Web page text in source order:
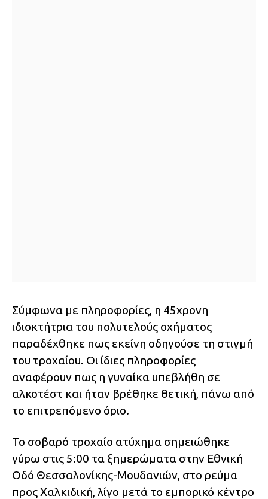
Σύμφωνα με πληροφορίες, η 45χρονη
ιδιοκτήτρια του πολυτελούς οχήματος
παραδέχθηκε πως εκείνη οδηγούσε τη στιγμή
του τροχαίου. Οι ίδιες πληροφορίες
αναφέρουν πως η γυναίκα υπεβλήθη σε
αλκοτέστ και ήταν βρέθηκε θετική, πάνω από
το επιτρεπόμενο όριο.
Το σοβαρό τροχαίο ατύχημα σημειώθηκε
γύρω στις 5:00 τα ξημερώματα στην Εθνική
Οδό Θεσσαλονίκης-Μουδανιών, στο ρεύμα
προς Χαλκιδική, λίγο μετά το εμπορικό κέντρο